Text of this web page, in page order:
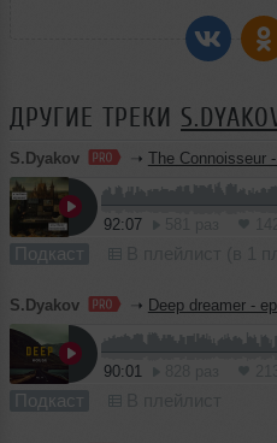
ДРУГИЕ ТРЕКИ
S.Dyakov ➝ The Connoisseur
92:07
Подкаст
S.Dyakov ➝ Deep dreamer -
90:01
Подкаст